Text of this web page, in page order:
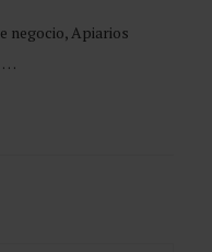
negocio, Apiarios
…